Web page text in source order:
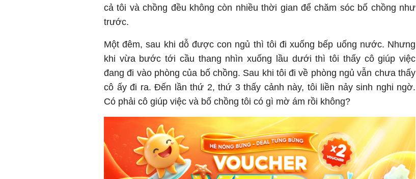
cả tôi và chồng đều không còn nhiều thời gian để chăm sóc bố chồng như
trước.
Một đêm, sau khi dỗ được con ngủ thì tôi đi xuống bếp uống nước. Nhưng
khi vừa bước tới cầu thang nhìn xuống lầu dưới thì tôi thấy cô giúp việc
đang đi vào phòng của bố chồng. Sau khi tôi đi về phòng ngủ vẫn chưa thấy
cô ấy đi ra. Đến lần thứ 2, thứ 3 thấy cảnh này, tôi liền nảy sinh nghi ngờ.
Có phải cô giúp việc và bố chồng tôi có gì mờ ám rồi không?